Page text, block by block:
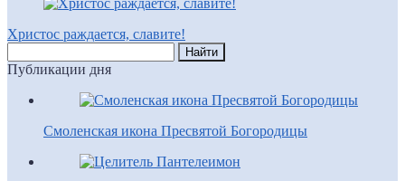
Христос раждается, славите!
Публикации дня
Смоленская икона Пресвятой Богородицы